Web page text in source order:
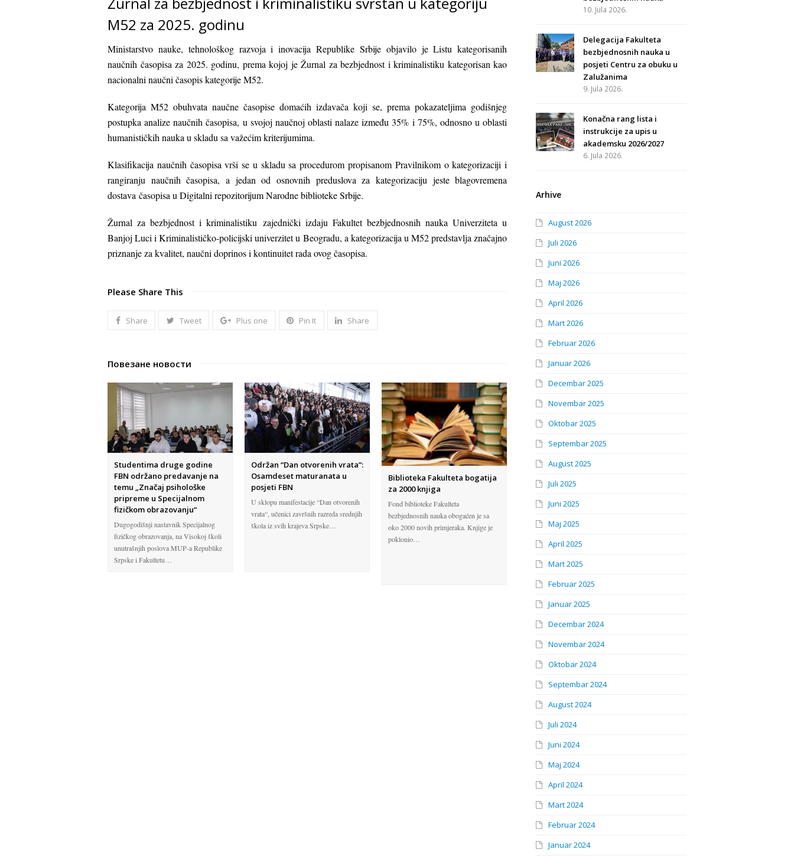
M52 za 2025. godinu
Ministarstvo nauke, tehnološkog razvoja i inovacija Republike Srbije objavilo je Listu kategorisanih
naučnih časopisa za 2025. godinu, prema kojoj je Žurnal za bezbjednost i kriminalistiku kategorisan kao
nacionalni naučni časopis kategorije M52.
Kategorija M52 obuhvata naučne časopise domaćih izdavača koji se, prema pokazateljima godišnjeg
postupka analize naučnih časopisa, u svojoj naučnoj oblasti nalaze između 35% i 75%, odnosno u oblasti
humanističkih nauka u skladu sa važećim kriterijumima.
Klasifikacija naučnih časopisa vrši se u skladu sa procedurom propisanom Pravilnikom o kategorizaciji i
rangiranju naučnih časopisa, a jedan od osnovnih preduslova za kategorizaciju jeste blagovremena
dostava časopisa u Digitalni repozitorijum Narodne biblioteke Srbije.
Žurnal za bezbjednost i kriminalistiku zajednički izdaju Fakultet bezbjednosnih nauka Univerziteta u
Banjoj Luci i Kriminalističko-policijski univerzitet u Beogradu, a kategorizacija u M52 predstavlja značajno
priznanje za kvalitet, naučni doprinos i kontinuitet rada ovog časopisa.
Please Share This
Share Tweet Plus one Pin It Share
Повезане новости
Studentima druge godine
FBN održano predavanje na
temu „Značaj psihološke
pripreme u Specijalnom
fizičkom obrazovanju“
Dugogodišnji nastavnik Specijalnog
fizičkog obrazovanja, na Visokoj školi
unutrašnjih poslova MUP-a Republike
Srpske i Fakultetu…
Održan “Dan otvorenih vrata”:
Osamdeset maturanata u
posjeti FBN
U sklopu manifestacije “Dan otvorenih
vrata“, učenici završnih razreda srednjih
škola iz svih krajeva Srpske…
Biblioteka Fakulteta bogatija
za 2000 knjiga
Fond biblioteke Fakulteta
bezbjednosnih nauka obogaćen je sa
oko 2000 novih primjeraka. Knjige je
poklonio…
10. Jula 2026.
Delegacija Fakulteta
bezbjednosnih nauka u
posjeti Centru za obuku u
Zalužanima
9. Jula 2026.
Konačna rang lista i
instrukcije za upis u
akademsku 2026/2027
6. Jula 2026.
Arhive
August 2026
Juli 2026
Juni 2026
Maj 2026
April 2026
Mart 2026
Februar 2026
Januar 2026
Decembar 2025
Novembar 2025
Oktobar 2025
Septembar 2025
August 2025
Juli 2025
Juni 2025
Maj 2025
April 2025
Mart 2025
Februar 2025
Januar 2025
Decembar 2024
Novembar 2024
Oktobar 2024
Septembar 2024
August 2024
Juli 2024
Juni 2024
Maj 2024
April 2024
Mart 2024
Februar 2024
Januar 2024